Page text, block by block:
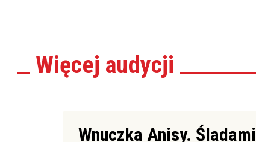
Więcej audycji
Wnuczka Anisy. Śladami